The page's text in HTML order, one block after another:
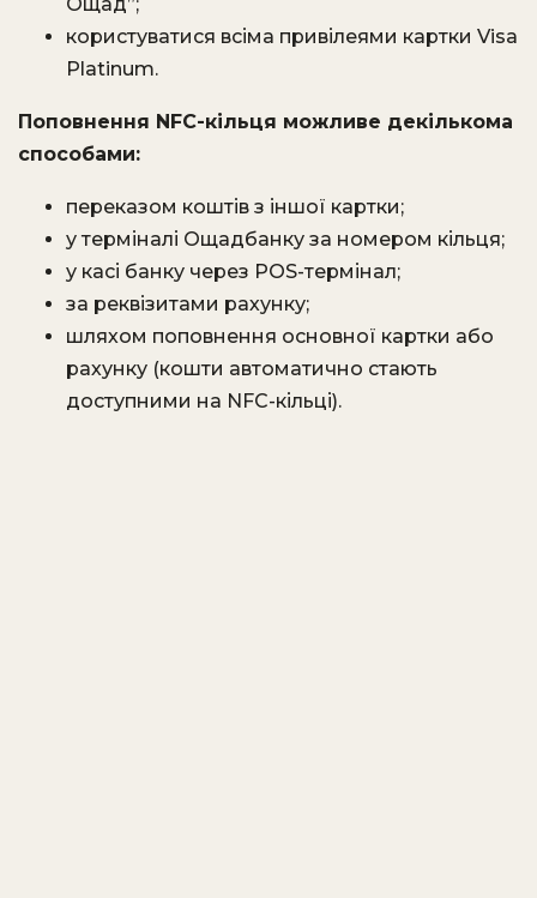
користуватися всіма привілеями картки Visa
Platinum.
Поповнення NFC-кільця можливе декількома
способами:
переказом коштів з іншої картки;
у терміналі Ощадбанку за номером кільця;
у касі банку через POS-термінал;
за реквізитами рахунку;
шляхом поповнення основної картки або
рахунку (кошти автоматично стають
доступними на NFC-кільці).